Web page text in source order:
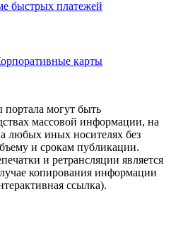
карты
могут быть
массовой информации, на
любых иных носителях без
и срокам публикации.
и ретрансляции является
копирования информации
ссылка).